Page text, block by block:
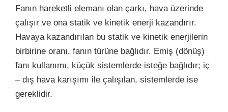
Fanın hareketli elemanı olan çarkı, hava üzerinde
çalışır ve ona statik ve kinetik enerji kazandırır.
Havaya kazandırılan bu statik ve kinetik enerjilerin
birbirine oranı, fanın türüne bağlıdır. Emiş (dönüş)
fanı kullanımı, küçük sistemlerde isteğe bağlıdır; iç
– dış hava karışımı ile çalışılan, sistemlerde ise
gereklidir.